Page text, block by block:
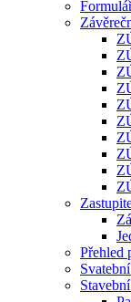
Přehled